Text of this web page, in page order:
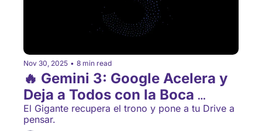
Nov 30, 2025 • 8 min read
🔥 Gemini 3: Google Acelera y
Deja a Todos con la Boca
Abierta
El Gigante recupera el trono y pone a tu Drive a
pensar.